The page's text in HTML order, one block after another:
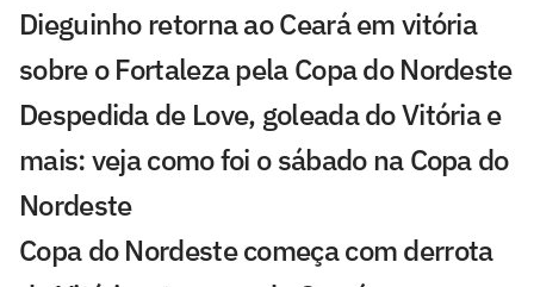
Dieguinho retorna ao Ceará em vitória
sobre o Fortaleza pela Copa do Nordeste
Despedida de Love, goleada do Vitória e
mais: veja como foi o sábado na Copa do
Nordeste
Copa do Nordeste começa com derrota